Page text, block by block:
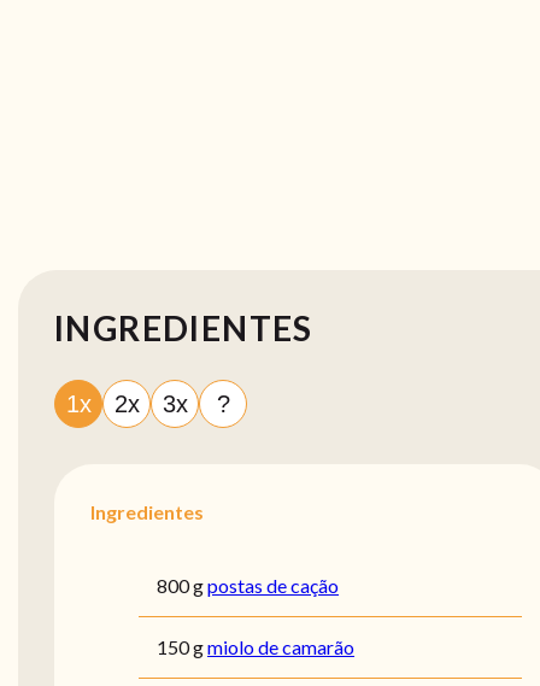
INGREDIENTES
1x 2x 3x ?
Ingredientes
800 gpostas de cação
150 gmiolo de camarão